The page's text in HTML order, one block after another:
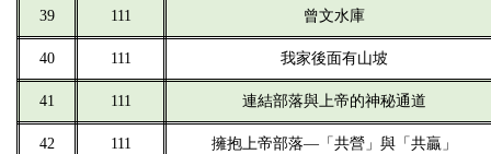
39 111 曾文水庫
40 111 我家後面有山坡
41 111 連結部落與上帝的神秘通道
42 111 擁抱上帝部落—「共營」與「共贏」